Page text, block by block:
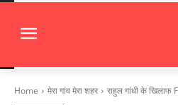
Home मेरा गांव मेरा शहर राहुल गांधी के खिलाफ